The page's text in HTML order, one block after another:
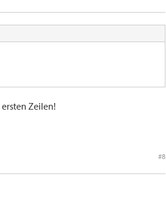
Zeilen!
#8